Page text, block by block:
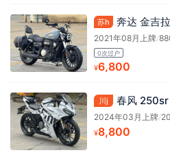
苏h 奔达 金吉
2021年08月上牌/
0次过户
¥6,800
川j 春风 250sr
2024年03月上牌/
¥8,800